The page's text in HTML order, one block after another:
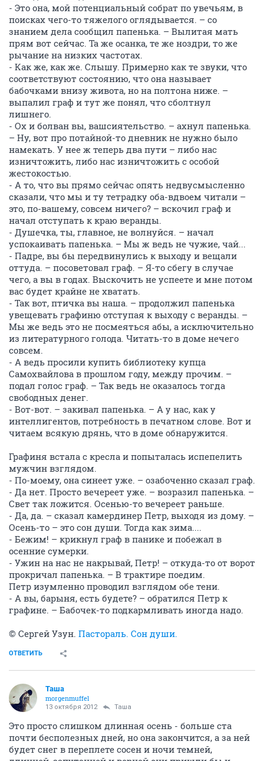
- Это она, мой потенциальный собрат по увечьям, в
поисках чего-то тяжелого оглядывается. – со
знанием дела сообщил папенька. – Вылитая мать
прям вот сейчас. Та же осанка, те же ноздри, то же
рычание на низких частотах.
- Как же, как же. Слышу. Примерно как те звуки, что
соответствуют состоянию, что она называет
бабочками внизу живота, но на полтона ниже. –
выпалил граф и тут же понял, что сболтнул
лишнего.
- Ох и болван вы, вашсиятельство. – ахнул папенька.
– Ну, вот про потайной-то дневник не нужно было
намекать. У нее ж теперь два пути – либо нас
изничтожить, либо нас изничтожить с особой
жестокостью.
- А то, что вы прямо сейчас опять недвусмысленно
сказали, что мы и ту тетрадку оба-вдвоем читали –
это, по-вашему, совсем ничего? – вскочил граф и
начал отступать к краю веранды.
- Душечка, ты, главное, не волнуйся. – начал
успокаивать папенька. – Мы ж ведь не чужие, чай...
- Падре, вы бы передвинулись к выходу и вещали
оттуда. – посоветовал граф. – Я-то сбегу в случае
чего, а вы в годах. Выскочить не успеете и мне потом
вас будет крайне не хватать.
- Так вот, птичка вы наша. – продолжил папенька
увещевать графиню отступая к выходу с веранды. –
Мы же ведь это не посмеяться абы, а исключительно
из литературного голода. Читать-то в доме нечего
совсем.
- А ведь просили купить библиотеку купца
Самохвайлова в прошлом году, между прочим. –
подал голос граф. – Так ведь не оказалось тогда
свободных денег.
- Вот-вот. – закивал папенька. – А у нас, как у
интеллигентов, потребность в печатном слове. Вот и
читаем всякую дрянь, что в доме обнаружится.
Графиня встала с кресла и попыталась испепелить
мужчин взглядом.
- По-моему, она синеет уже. – озабоченно сказал граф.
- Да нет. Просто вечереет уже. – возразил папенька. –
Свет так ложится. Осенью-то вечереет раньше.
- Да, да. – сказал камердинер Петр, выходя из дому. –
Осень-то – это сон души. Тогда как зима....
- Бежим! – крикнул граф в панике и побежал в
осенние сумерки.
- Ужин на нас не накрывай, Петр! – откуда-то от ворот
прокричал папенька. – В трактире поедим.
Петр изумленно проводил взглядом обе тени.
- А вы, барыня, есть будете? – обратился Петр к
графине. – Бабочек-то подкармливать иногда надо.
© Сергей Узун. Пастораль. Сон души.
ОТВЕТИТЬ
Таша
morgenmuffel
13 октября 2012 Таша
Это просто слишком длинная осень - больше ста
почти бесполезных дней, но она закончится, а за ней
будет снег в переплете сосен и ночи темней,